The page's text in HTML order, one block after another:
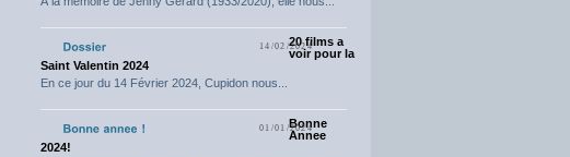
14/02/202420 films a
voir pour la
Saint Valentin 2024
En ce jour du 14 Février 2024, Cupidon nous...
01/01/2024
Bonne
Annee
2024!